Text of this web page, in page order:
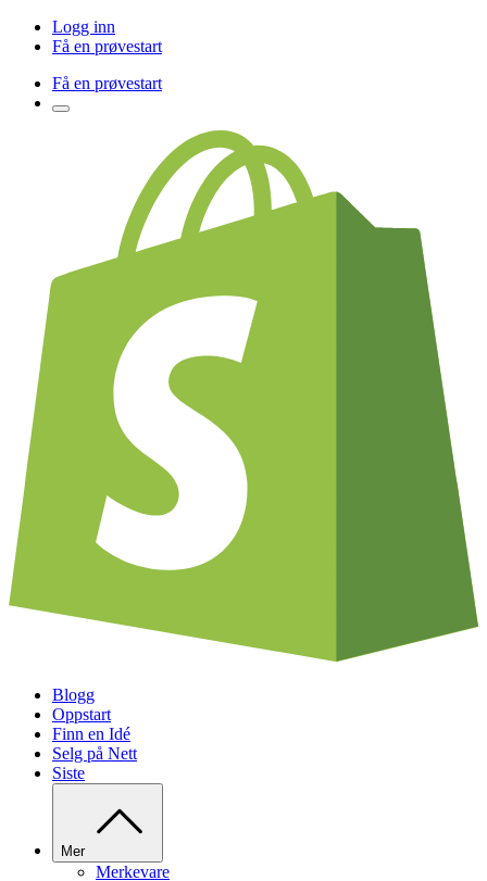
Logg inn
Få en prøvestart
Få en prøvestart
Blogg
Oppstart
Finn en Idé
Selg på Nett
Siste
Mer
Merkevare